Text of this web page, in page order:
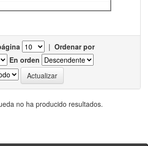
| Ordenar por
En orden
no ha producido resultados.